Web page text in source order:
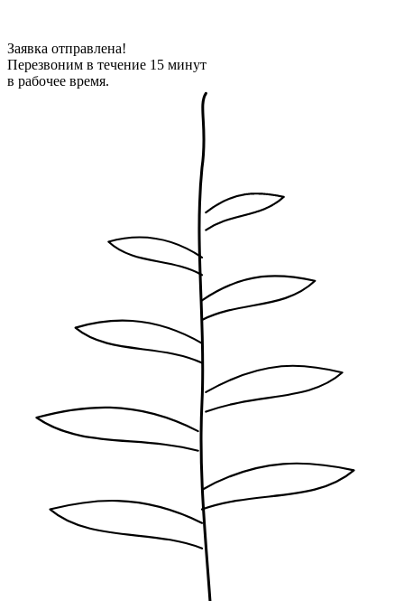
Заявка отправлена!
Перезвоним в течение 15 минут
в рабочее время.